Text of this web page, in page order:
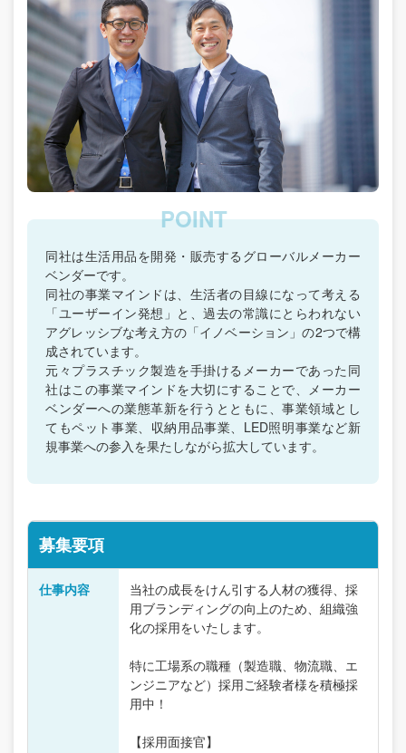
同社は生活用品を開発・販売するグローバルメーカー
ベンダーです。
同社の事業マインドは、生活者の目線になって考える
「ユーザーイン発想」と、過去の常識にとらわれない
アグレッシブな考え方の「イノベーション」の2つで構
成されています。
元々プラスチック製造を手掛けるメーカーであった同
社はこの事業マインドを大切にすることで、メーカー
ベンダーへの業態革新を行うとともに、事業領域とし
てもペット事業、収納用品事業、LED照明事業など新
規事業への参入を果たしながら拡大しています。
募集要項
仕事内容
当社の成長をけん引する人材の獲得、採
用ブランディングの向上のため、組織強
化の採用をいたします。
特に工場系の職種（製造職、物流職、エ
ンジニアなど）採用ご経験者様を積極採
用中！
【採用面接官】